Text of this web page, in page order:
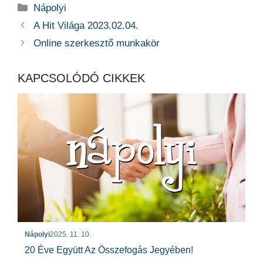
Kategória
Nápolyi
A Hit Világa 2023.02.04.
Online szerkesztő munkakör
KAPCSOLÓDÓ CIKKEK
Nápolyi2025. 11. 10.
20 Éve Együtt Az Összefogás Jegyében!